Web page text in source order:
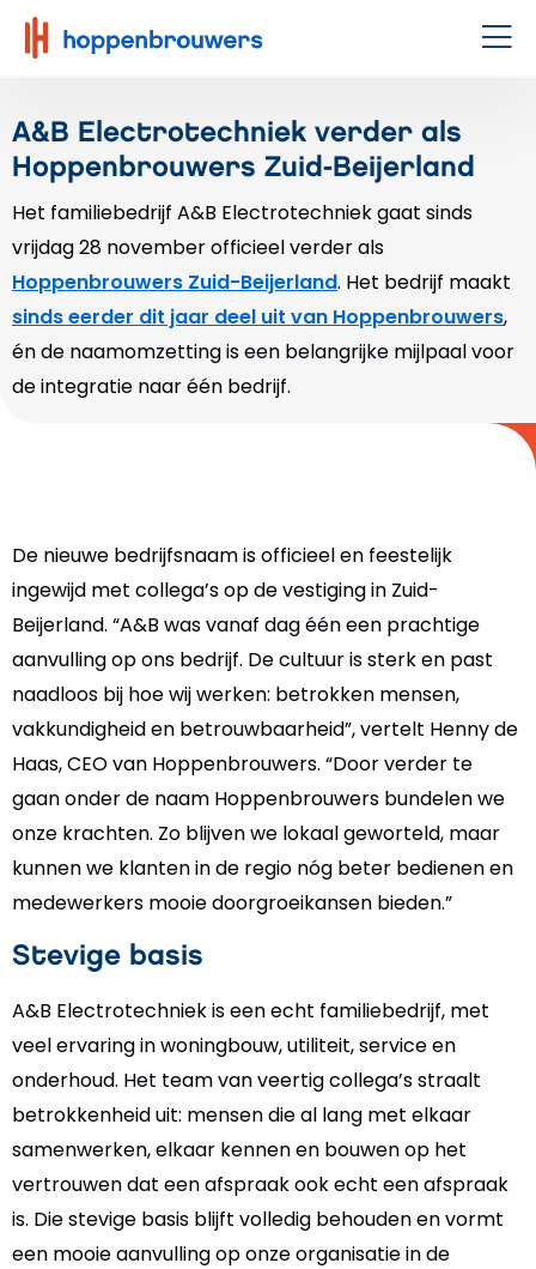
Hoppenbrouwers
|
techniek
leeft
A&B Electrotechniek verder als
Hoppenbrouwers Zuid-Beijerland
Het familiebedrijf A&B Electrotechniek gaat sinds
vrijdag 28 november officieel verder als
Hoppenbrouwers Zuid-Beijerland. Het bedrijf maakt
sinds eerder dit jaar deel uit van Hoppenbrouwers,
én de naamomzetting is een belangrijke mijlpaal voor
de integratie naar één bedrijf.
De nieuwe bedrijfsnaam is officieel en feestelijk
ingewijd met collega’s op de vestiging in Zuid-
Beijerland. “A&B was vanaf dag één een prachtige
aanvulling op ons bedrijf. De cultuur is sterk en past
naadloos bij hoe wij werken: betrokken mensen,
vakkundigheid en betrouwbaarheid”, vertelt Henny de
Haas, CEO van Hoppenbrouwers. “Door verder te
gaan onder de naam Hoppenbrouwers bundelen we
onze krachten. Zo blijven we lokaal geworteld, maar
kunnen we klanten in de regio nóg beter bedienen en
medewerkers mooie doorgroeikansen bieden.”
Stevige basis
A&B Electrotechniek is een echt familiebedrijf, met
veel ervaring in woningbouw, utiliteit, service en
onderhoud. Het team van veertig collega’s straalt
betrokkenheid uit: mensen die al lang met elkaar
samenwerken, elkaar kennen en bouwen op het
vertrouwen dat een afspraak ook echt een afspraak
is. Die stevige basis blijft volledig behouden en vormt
een mooie aanvulling op onze organisatie in de